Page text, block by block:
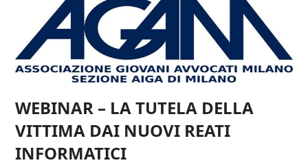
WEBINAR – LA TUTELA DELLA
VITTIMA DAI NUOVI REATI
INFORMATICI